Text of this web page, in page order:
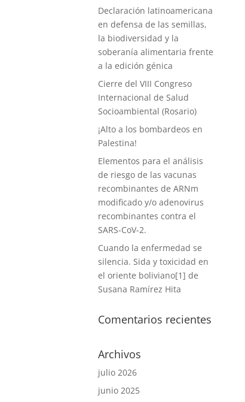
Declaración latinoamericana
en defensa de las semillas,
la biodiversidad y la
soberanía alimentaria frente
a la edición génica
Cierre del VIII Congreso
Internacional de Salud
Socioambiental (Rosario)
¡Alto a los bombardeos en
Palestina!
Elementos para el análisis
de riesgo de las vacunas
recombinantes de ARNm
modificado y/o adenovirus
recombinantes contra el
SARS-CoV-2.
Cuando la enfermedad se
silencia. Sida y toxicidad en
el oriente boliviano[1] de
Susana Ramírez Hita
Comentarios recientes
Archivos
julio 2026
junio 2025